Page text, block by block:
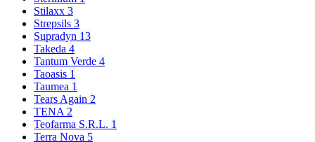
Stilaxx 3
Strepsils 3
Supradyn 13
Takeda 4
Tantum Verde 4
Taoasis 1
Taumea 1
Tears Again 2
TENA 2
Teofarma S.R.L. 1
Terra Nova 5